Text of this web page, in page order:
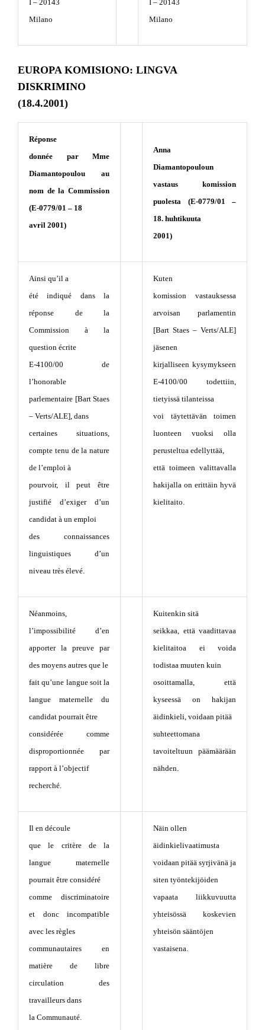
I – 20143
Milano
I – 20143
Milano
EUROPA KOMISIONO: LINGVA
DISKRIMINO
(18.4.2001)
Réponse
donnée par Mme
Diamantopoulou au
nom de la Commission
(E-0779/01 – 18
avril 2001)
Anna
Diamantopouloun
vastaus komission
puolesta (E-0779/01 –
18. huhtikuuta
2001)
Ainsi qu’il a
été indiqué dans la
réponse de la
Commission à la
question écrite
E-4100/00 de
l’honorable
parlementaire [Bart Staes
– Verts/ALE], dans
certaines situations,
compte tenu de la nature
de l’emploi à
pourvoir, il peut être
justifié d’exiger d’un
candidat à un emploi
des connaissances
linguistiques d’un
niveau très élevé.
Kuten
komission vastauksessa
arvoisan parlamentin
[Bart Staes – Verts/ALE]
jäsenen
kirjalliseen kysymykseen
E-4100/00 todettiin,
tietyissä tilanteissa
voi täytettävän toimen
luonteen vuoksi olla
perusteltua edellyttää,
että toimeen valittavalla
hakijalla on erittäin hyvä
kielitaito.
Néanmoins,
l’impossibilité d’en
apporter la preuve par
des moyens autres que le
fait qu’une langue soit la
langue maternelle du
candidat pourrait être
considérée comme
disproportionnée par
rapport à l’objectif
recherché.
Kuitenkin sitä
seikkaa, että vaadittavaa
kielitaitoa ei voida
todistaa muuten kuin
osoittamalla, että
kyseessä on hakijan
äidinkieli, voidaan pitää
suhteettomana
tavoiteltuun päämäärään
nähden.
Il en découle
que le critère de la
langue maternelle
pourrait être considéré
comme discriminatoire
et donc incompatible
avec les règles
communautaires en
matière de libre
circulation des
travailleurs dans
la Communauté.
Näin ollen
äidinkielivaatimusta
voidaan pitää syrjivänä ja
siten työntekijöiden
vapaata liikkuvuutta
yhteisössä koskevien
yhteisön sääntöjen
vastaisena.